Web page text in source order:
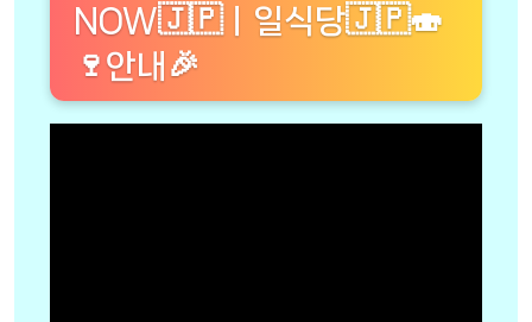
NOW🇯🇵ㅣ일식당🇯🇵🍣
🍷안내🎉